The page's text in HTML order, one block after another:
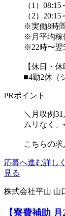
（1）08:15
（2）
※実働8時
※月平均稼
※22時〜翌
【休日・休
■4勤2休（
PRポイント
＼月収例
ムリなく
こちらの
応募へ進む詳しく
見る
株式会社平山 山
【寮費補助